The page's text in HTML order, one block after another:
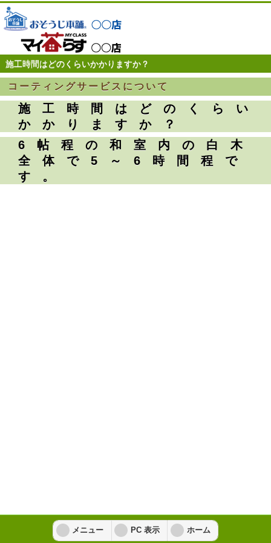
施工時間はどのくらいかかりますか？
コーティングサービスについて
施工時間はどのくらい
かかりますか？
6帖程の和室内の白木
全体で5～6時間程で
す。
メニュー PC 表示 ホーム